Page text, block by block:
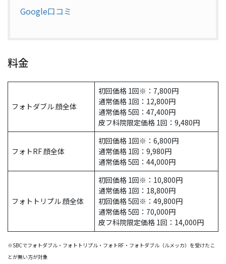
Google口コミ
料金
フォトダブル 顔全体
初回価格 1回※：7,800円
通常価格 1回：12,800円
通常価格 5回：47,400円
皮フ科院限定価格 1回：9,480円
フォトRF 顔全体
初回価格 1回※：6,800円
通常価格 1回：9,980円
通常価格 5回：44,000円
フォトトリプル 顔全体
初回価格 1回※：10,800円
通常価格 1回：18,800円
初回価格 5回※：49,800円
通常価格 5回：70,000円
皮フ科院限定価格 1回：14,000円
※SBCでフォトダブル・フォトトリプル・フォトRF・フォトダブル（ルメッカ）を受けたこ
とが無い方が対象